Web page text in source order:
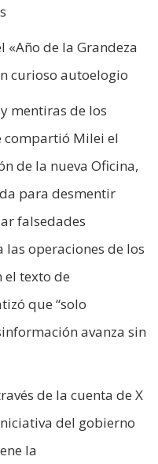
«Año de la Grandeza
curioso autoelogio
mentiras de los
compartió Milei el
de la nueva Oficina,
para desmentir
falsedades
las operaciones de los
el texto de
que “solo
avanza sin
de la cuenta de X
del gobierno
la